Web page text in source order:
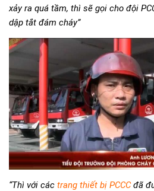
xảy ra quá tầm, thì sẽ gọi cho đội
dập tắt đám cháy”
“Thì với các trang thiết bị PCCCđã